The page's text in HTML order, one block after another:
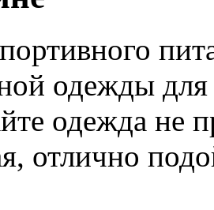
одежды
одежда не
отлично